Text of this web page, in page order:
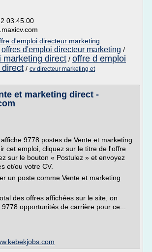
03:45:00
d'emploi directeur marketing
offres d'emploi directeur marketing /
marketing direct / offre d emploi
/ cv directeur marketing et
et marketing direct -
9778 postes de Vente et marketing
cet emploi, cliquez sur le titre de l'offre
sur le bouton « Postulez » et envoyez
et/ou votre CV.
un poste comme Vente et marketing
des offres affichées sur le site, on
opportunités de carrière pour ce...